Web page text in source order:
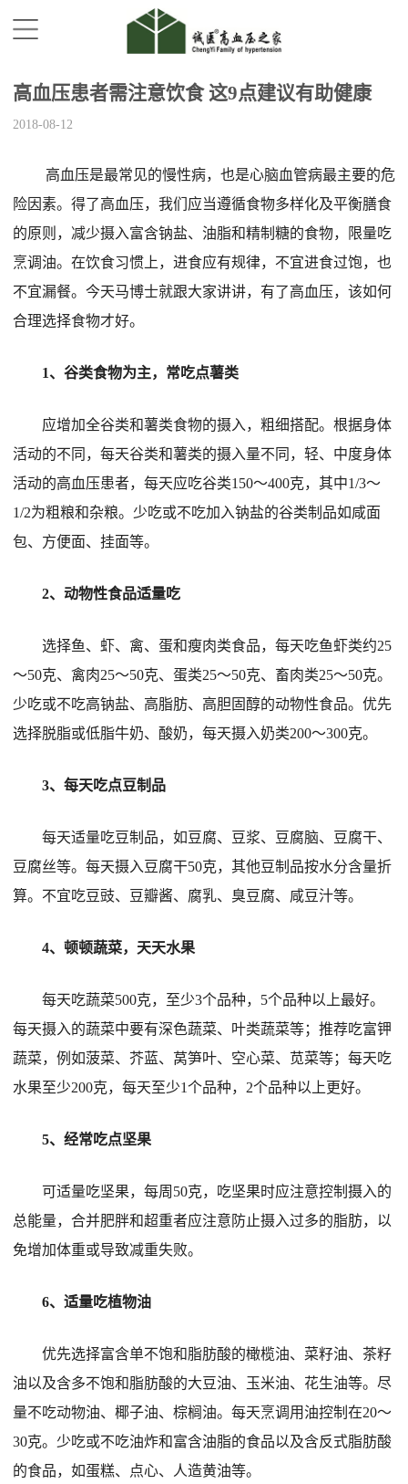
高血压患者需注意饮食 这9点建议有助健康
2018-08-12
高血压是最常见的慢性病，也是心脑血管病最主要的危
险因素。得了高血压，我们应当遵循食物多样化及平衡膳食
的原则，减少摄入富含钠盐、油脂和精制糖的食物，限量吃
烹调油。在饮食习惯上，进食应有规律，不宜进食过饱，也
不宜漏餐。今天马博士就跟大家讲讲，有了高血压，该如何
合理选择食物才好。
1、谷类食物为主，常吃点薯类
应增加全谷类和薯类食物的摄入，粗细搭配。根据身体
活动的不同，每天谷类和薯类的摄入量不同，轻、中度身体
活动的高血压患者，每天应吃谷类150～400克，其中1/3～
1/2为粗粮和杂粮。少吃或不吃加入钠盐的谷类制品如咸面
包、方便面、挂面等。
2、动物性食品适量吃
选择鱼、虾、禽、蛋和瘦肉类食品，每天吃鱼虾类约25
～50克、禽肉25～50克、蛋类25～50克、畜肉类25～50克。
少吃或不吃高钠盐、高脂肪、高胆固醇的动物性食品。优先
选择脱脂或低脂牛奶、酸奶，每天摄入奶类200～300克。
3、每天吃点豆制品
每天适量吃豆制品，如豆腐、豆浆、豆腐脑、豆腐干、
豆腐丝等。每天摄入豆腐干50克，其他豆制品按水分含量折
算。不宜吃豆豉、豆瓣酱、腐乳、臭豆腐、咸豆汁等。
4、顿顿蔬菜，天天水果
每天吃蔬菜500克，至少3个品种，5个品种以上最好。
每天摄入的蔬菜中要有深色蔬菜、叶类蔬菜等；推荐吃富钾
蔬菜，例如菠菜、芥蓝、莴笋叶、空心菜、苋菜等；每天吃
水果至少200克，每天至少1个品种，2个品种以上更好。
5、经常吃点坚果
可适量吃坚果，每周50克，吃坚果时应注意控制摄入的
总能量，合并肥胖和超重者应注意防止摄入过多的脂肪，以
免增加体重或导致减重失败。
6、适量吃植物油
优先选择富含单不饱和脂肪酸的橄榄油、菜籽油、茶籽
油以及含多不饱和脂肪酸的大豆油、玉米油、花生油等。尽
量不吃动物油、椰子油、棕榈油。每天烹调用油控制在20～
30克。少吃或不吃油炸和富含油脂的食品以及含反式脂肪酸
的食品，如蛋糕、点心、人造黄油等。